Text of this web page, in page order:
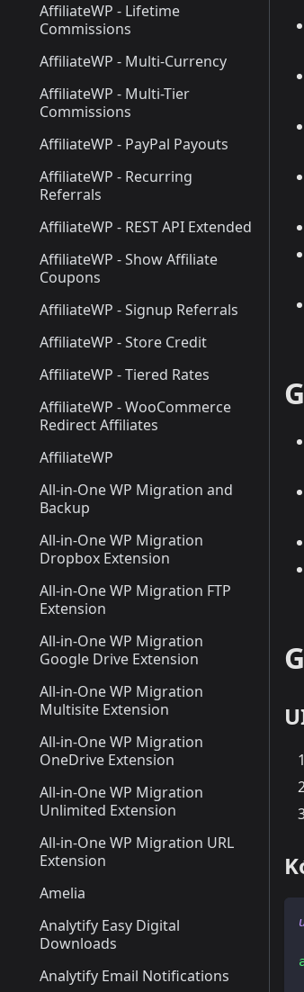
AffiliateWP - Lifetime
Commissions
AffiliateWP - Multi-Currency
AffiliateWP - Multi-Tier
Commissions
AffiliateWP - PayPal Payouts
AffiliateWP - Recurring
Referrals
AffiliateWP - REST API Extended
AffiliateWP - Show Affiliate
Coupons
AffiliateWP - Signup Referrals
AffiliateWP - Store Credit
AffiliateWP - Tiered Rates
AffiliateWP - WooCommerce
Redirect Affiliates
AffiliateWP
All-in-One WP Migration and
Backup
All-in-One WP Migration
Dropbox Extension
All-in-One WP Migration FTP
Extension
All-in-One WP Migration
Google Drive Extension
All-in-One WP Migration
Multisite Extension
All-in-One WP Migration
OneDrive Extension
All-in-One WP Migration
Unlimited Extension
All-in-One WP Migration URL
Extension
Amelia
Analytify Easy Digital
Downloads
Analytify Email Notifications